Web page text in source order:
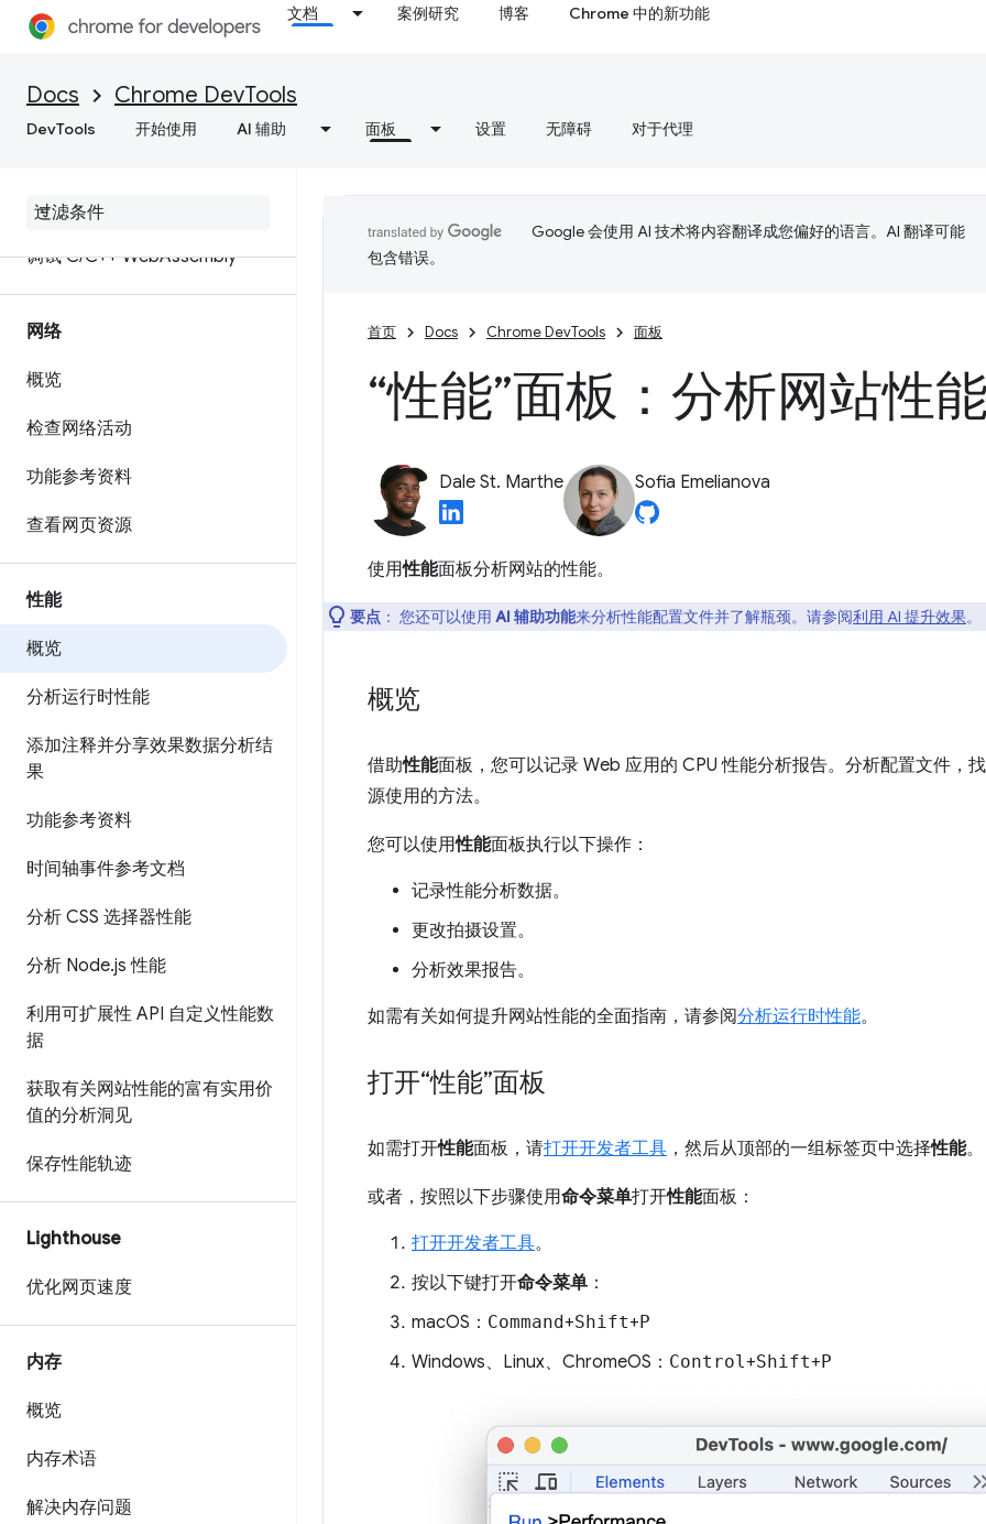
文档 案例研究 博客 Chrome 中的新功能
Docs Chrome DevTools
DevTools 开始使用 AI 辅助 面板 设置 无障碍 对于代理
ignoreList 源代码映射扩展
的更改
在本地替换 Web 内容和 HTTP
JavaScript 调试参考文档
调试 C/C++ WebAssembly
网络
概览
检查网络活动
功能参考资料
查看网页资源
性能
概览
分析运行时性能
添加注释并分享效果数据分析结
果
功能参考资料
时间轴事件参考文档
分析 CSS 选择器性能
分析 Node.js 性能
利用可扩展性 API 自定义性能数
据
获取有关网站性能的富有实用价
值的分析洞见
保存性能轨迹
Lighthouse
优化网页速度
内存
概览
内存术语
解决内存问题
Google 会使用 AI 技术将内容翻译成您偏好的语言。AI 翻译可能
包含错误。
首页 Docs Chrome DevTools 面板
“性能”面板：分析网站性
Dale St. Marthe Sofia Emelianova
使用性能面板分析网站的性能。
要点 ： 您还可以使用 AI 辅助功能来分析性能配置文件并了解瓶颈。请参阅利用 AI 提升效果。
概览
借助性能面板，您可以记录 Web 应用的 CPU 性能分析报告。分析配置文件，
源使用的方法。
您可以使用性能面板执行以下操作：
记录性能分析数据。
更改拍摄设置。
分析效果报告。
如需有关如何提升网站性能的全面指南，请参阅分析运行时性能。
打开“性能”面板
如需打开性能面板，请打开开发者工具 ，然后从顶部的一组标签页中选择性能。
或者，按照以下步骤使用命令菜单打开性能面板：
打开开发者工具。
按以下键打开命令菜单 ：
macOS： Command+Shift+P
Windows、Linux、ChromeOS： Control+Shift+P